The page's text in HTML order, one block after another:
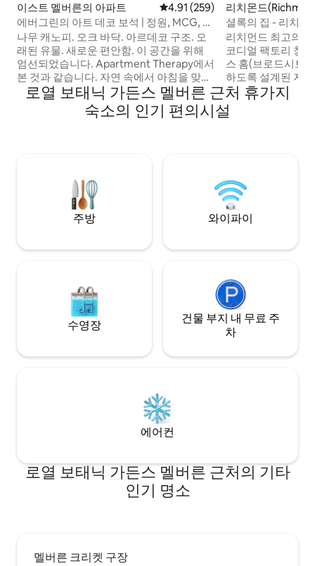
이스트 멜버른의 아파트 평점 4.91점(5점 만점), 후기 259
4.91 (259)
에버그린의 아트 데코 보석 | 정원, MCG, 도
심 산책
나무 캐노피. 오크 바닥. 아르데코 구조. 오
래된 유물. 새로운 편안함. 이 공간을 위해
엄선되었습니다. Apartment Therapy에서
본 것과 같습니다. 자연 속에서 아침을 맞이
하고, 자연 속으로 들어가 보세요. 피츠로이
정원 50미터. 이탈리아 음식이 먹고 싶으신
가요? 레스토랑이 모퉁이에 있습니다. 브런
MCG는 5분, 테니스는 10분 거리입니다. 정
원을 지나 시내까지 도보 15분 거리입니다.
멜버른 구시가지. 아름답게 잘 마쳤습니다.
리치몬드
셜록의 집 - 리치먼
고
리치먼드 최고의
코디얼 팩토리 창
스 홈(브로드시트에 소개). 개
하도록 설계된 저
상으로 침실 2개(
대, 욕실), 라운지
북쪽 파티오가 있습니다. 저희
1.9km
로열 보태닉 가든스 멜버른 근처 휴가지
숙소의 인기 편의시설
주방 와이파이
수영장
건물 부지 내 무료 주
차
에어컨
로열 보태닉 가든스 멜버른 근처의 기타
인기 명소
멜버른 크리켓 구장